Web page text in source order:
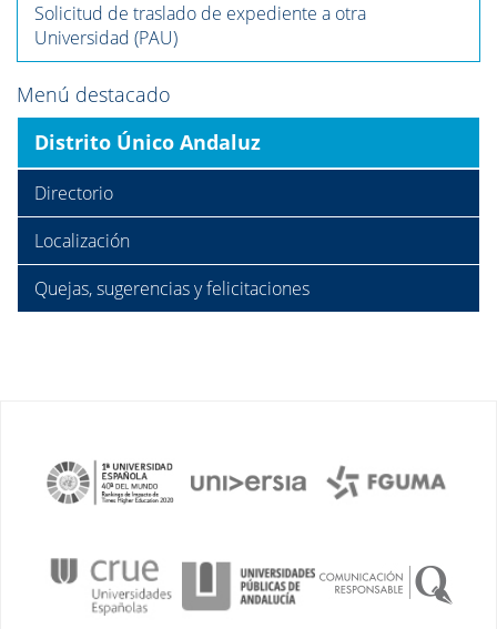
Solicitud de traslado de expediente a otra
Universidad (PAU)
Menú destacado
Distrito Único Andaluz
Directorio
Localización
Quejas, sugerencias y felicitaciones